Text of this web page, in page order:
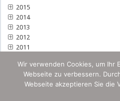
2015
2014
2013
2012
2011
Wir verwenden Cookies, um Ihr
Webseite zu verbessern.
Webseite akzeptieren Sie die